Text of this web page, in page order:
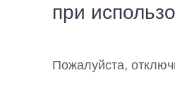
при
Пожалуйста,